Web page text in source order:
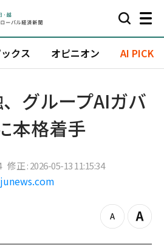
クス オピニオン AI PICK
グループAIガバ
本格着手
修正 : 2026-05-13 11:15:34
z
Z